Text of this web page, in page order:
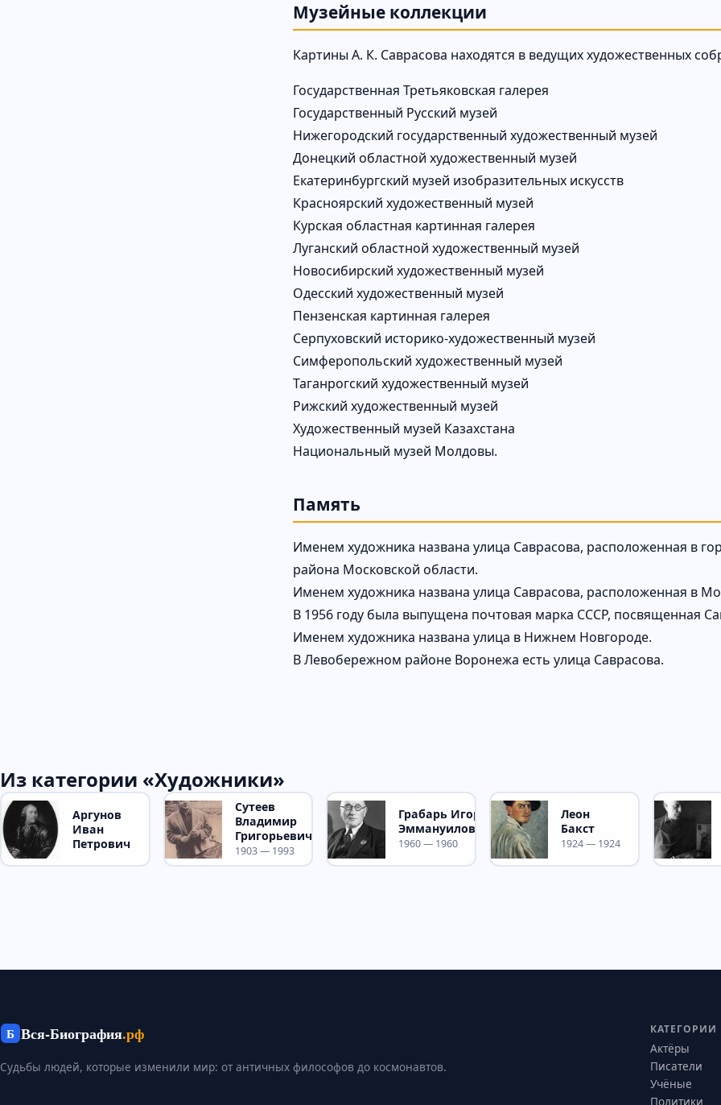
Музейные коллекции
Картины А. К. Саврасова находятся в ведущих художественных
Государственная Третьяковская галерея
Государственный Русский музей
Нижегородский государственный художественный музей
Донецкий областной художественный музей
Екатеринбургский музей изобразительных искусств
Красноярский художественный музей
Курская областная картинная галерея
Луганский областной художественный музей
Новосибирский художественный музей
Одесский художественный музей
Пензенская картинная галерея
Серпуховский историко-художественный музей
Симферопольский художественный музей
Таганрогский художественный музей
Рижский художественный музей
Художественный музей Казахстана
Национальный музей Молдовы.
Память
Именем художника названа улица Саврасова, расположенная в
района Московской области.
Именем художника названа улица Саврасова, расположенная в
В 1956 году была выпущена почтовая марка СССР, посвященная
Именем художника названа улица в Нижнем Новгороде.
В Левобережном районе Воронежа есть улица Саврасова.
Из категории «Художники»
Аргунов
Иван
Петрович
Сутеев
Владимир
Григорьевич
1903 — 1993
Грабарь Игорь
Эммануилович
1960 — 1960
Леон
Бакст
1924 — 1924
Б Вся-Биография.рф
Судьбы людей, которые изменили мир: от античных философов до космонавтов.
КАТЕГОРИИ
Актёры
Писатели
Учёные
Политики